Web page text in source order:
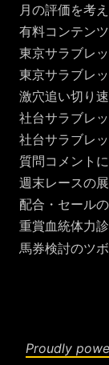
月の評価を考
有料コンテン
東京サラブレ
東京サラブレ
激穴追い切り
社台サラブレ
社台サラブレ
質問コメント
週末レースの
配合・セール
重賞血統体力
馬券検討のツボ
Proudly